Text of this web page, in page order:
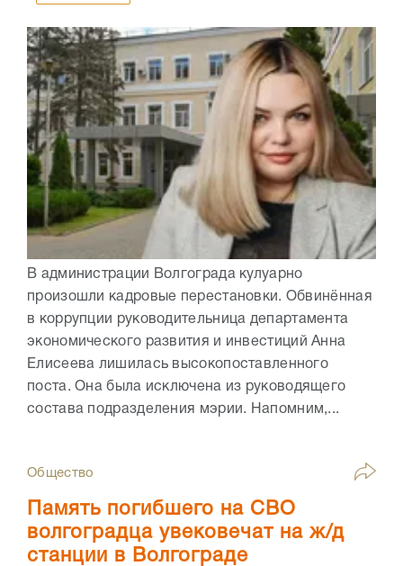
В администрации Волгограда кулуарно
произошли кадровые перестановки. Обвинённая
в коррупции руководительница департамента
экономического развития и инвестиций Анна
Елисеева лишилась высокопоставленного
поста. Она была исключена из руководящего
состава подразделения мэрии. Напомним,...
Общество
Память погибшего на СВО
волгоградца увековечат на ж/д
станции в Волгограде